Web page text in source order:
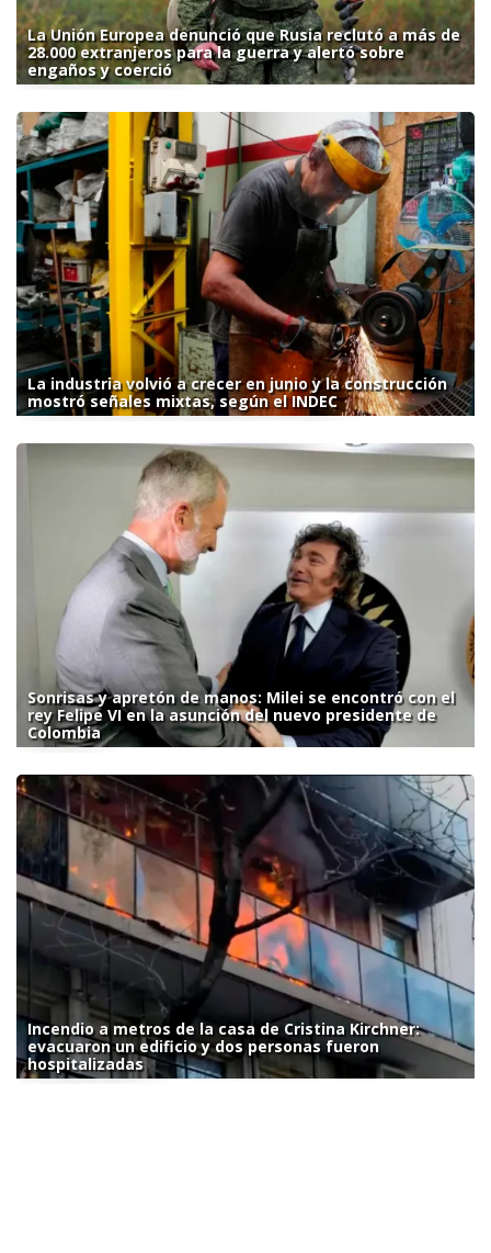
La Unión Europea denunció que Rusia reclutó a más de
28.000 extranjeros para la guerra y alertó sobre
engaños y coerció
La industria volvió a crecer en junio y la construcción
mostró señales mixtas, según el INDEC
Sonrisas y apretón de manos: Milei se encontró con el
rey Felipe VI en la asunción del nuevo presidente de
Colombia
Incendio a metros de la casa de Cristina Kirchner:
evacuaron un edificio y dos personas fueron
hospitalizadas